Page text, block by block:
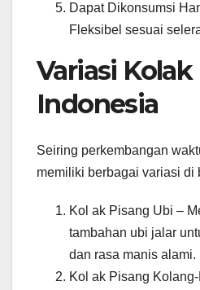
Dapat Dikonsumsi
Fleksibel sesuai
Variasi
Indonesia
Seiring perkembangan
memiliki berbagai variasi di
Kol ak Pisang Ubi –
tambahan ubi jalar
dan rasa manis alami.
Kol ak Pisang